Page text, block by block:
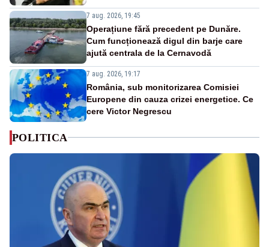
7 aug. 2026, 19:45
Operațiune fără precedent pe Dunăre.
Cum funcționează digul din barje care
ajută centrala de la Cernavodă
7 aug. 2026, 19:17
România, sub monitorizarea Comisiei
Europene din cauza crizei energetice. Ce
cere Victor Negrescu
POLITICA